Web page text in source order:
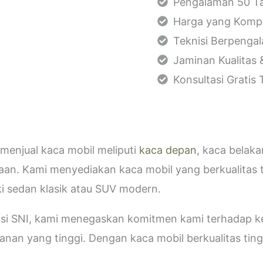
Harga yang
Teknisi
Jaminan Kualitas
Konsultasi Gratis
kaca mobil meliputi kaca depan, kaca
Kami menyediakan kaca mobil yang
sedan klasik atau SUV modern.
SNI, kami menegaskan komitmen kami terhadap
yang tinggi. Dengan kaca mobil berkualitas